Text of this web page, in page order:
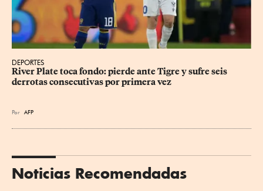
DEPORTES
River Plate toca fondo: pierde ante Tigre y sufre seis
derrotas consecutivas por primera vez
Por AFP
Noticias Recomendadas